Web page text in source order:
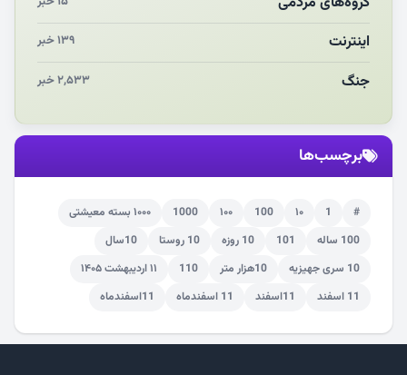
اینترنت ۱۳۹ خبر
جنگ ۲,۵۳۳ خبر
برچسب‌ها
#
1 ۱۰ 100 ۱۰۰ 1000
۱۰۰۰ بسته معیشتی
100 ساله
101 10 روزه 10 روستا
10سال
10 سری جهیزیه
10هزار متر 110
۱۱ اردیبهشت ۱۴۰۵
11 اسفند
11اسفند 11 اسفندماه 11اسفندماه